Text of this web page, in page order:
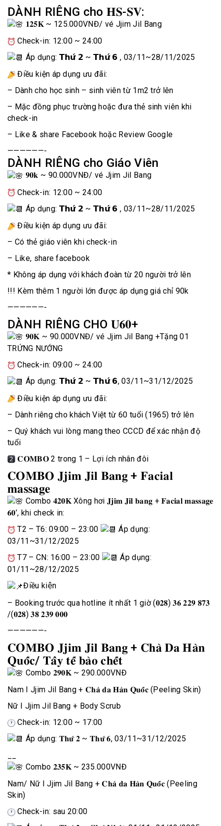
DÀNH RIÊNG cho 𝐇𝐒-𝐒𝐕:
𝟏𝟐𝟓𝐊 ~ 125.000VNĐ/ vé Jjim Jil Bang
Check-in: 12:00 ~ 24:00
Áp dụng: 𝗧𝗵𝘂̛́ 𝟮 ~ 𝗧𝗵𝘂̛́ 𝟲 , 03/11~28/11/2025
Điều kiện áp dụng ưu đãi:
– Dành cho học sinh – sinh viên từ 1m2 trở lên
– Mặc đồng phục trường hoặc đưa thẻ sinh viên khi
check-in
– Like & share Facebook hoặc Review Google
——————-
DÀNH RIÊNG cho Giáo Viên
𝟗𝟎𝐤 ~ 90.000VNĐ/ vé Jjim Jil Bang
Check-in: 12:00 ~ 24:00
Áp dụng: 𝗧𝗵𝘂̛́ 𝟮 ~ 𝗧𝗵𝘂̛́ 𝟲 , 03/11~28/11/2025
Điều kiện áp dụng ưu đãi:
– Có thẻ giáo viên khi check-in
– Like, share facebook
* Không áp dụng với khách đoàn từ 20 người trở lên
!!! Kèm thêm 1 người lớn được áp dụng giá chỉ 90k
——————-
DÀNH RIÊNG CHO 𝐔𝟔𝟎+
𝟗𝟎𝐊 ~ 90.000VNĐ/ vé Jjim Jil Bang +Tặng 01
TRỨNG NƯỚNG
Check-in: 09:00 ~ 24:00
Áp dụng: 𝗧𝗵𝘂̛́ 𝟮 ~ 𝗧𝗵𝘂̛́ 𝟲, 03/11~31/12/2025
Điều kiện áp dụng ưu đãi:
– Dành riêng cho khách Việt từ 60 tuổi (1965) trở lên
– Quý khách vui lòng mang theo CCCD để xác nhận độ
tuổi
𝐂𝐎𝐌𝐁𝐎 2 trong 1 – Lợi ích nhân đôi
𝐂𝐎𝐌𝐁𝐎 𝐉𝐣𝐢𝐦 𝐉𝐢𝐥 𝐁𝐚𝐧𝐠 + 𝐅𝐚𝐜𝐢𝐚𝐥
𝐦𝐚𝐬𝐬𝐚𝐠𝐞
Combo 𝟒𝟐𝟎𝐊Xông hơi 𝐉𝐣𝐢𝐦 𝐉𝐢𝐥 𝐛𝐚𝐧𝐠 + 𝐅𝐚𝐜𝐢𝐚𝐥 𝐦𝐚𝐬𝐬𝐚𝐠𝐞
𝟔𝟎’, khi check in:
T2 – T6: 09:00 – 23:00
Áp dụng:
03/11~31/12/2025
T7 – CN: 16:00 – 23:00
Áp dụng:
01/11~28/12/2025
Điều kiện
– Booking trước qua hotline ít nhất 1 giờ (𝟎𝟐𝟖) 𝟑𝟔 𝟐𝟐𝟗 𝟖𝟕𝟑
/(𝟎𝟐𝟖) 𝟑𝟖 𝟐𝟑𝟗 𝟎𝟎𝟎
——————-
𝐂𝐎𝐌𝐁𝐎 𝐉𝐣𝐢𝐦 𝐉𝐢𝐥 𝐁𝐚𝐧𝐠 + 𝐂𝐡𝐚̀ 𝐃𝐚 𝐇𝐚̀𝐧
𝐐𝐮𝐨̂́𝐜/ 𝐓𝐚̂̉𝐲 𝐭𝐞̂́ 𝐛𝐚̀𝐨 𝐜𝐡𝐞̂́𝐭
Combo 𝟐𝟗𝟎𝐊 ~ 290.000VNĐ
Nam I Jjim Jil Bang + 𝐂𝐡𝐚̀ 𝐝𝐚 𝐇𝐚̀𝐧 𝐐𝐮𝐨̂́𝐜 (Peeling Skin)
Nữ I Jjim Jil Bang + Body Scrub
Check-in: 12:00 ~ 17:00
Áp dụng: 𝐓𝐡𝐮̛́ 𝟐 ~ 𝐓𝐡𝐮̛́ 𝟔, 03/11~31/12/2025
Combo 𝟐𝟑𝟓𝐊 ~ 235.000VNĐ
Nam/ Nữ I Jjim Jil Bang + 𝐂𝐡𝐚̀ 𝐝𝐚 𝐇𝐚̀𝐧 𝐐𝐮𝐨̂́𝐜 (Peeling
Skin)
Check-in: sau 20:00